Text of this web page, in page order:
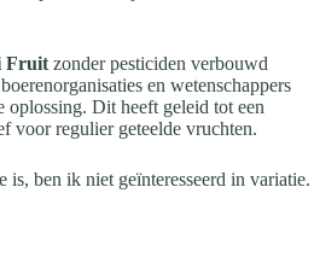
Fruit zonder pesticiden verbouwd
en wetenschappers
oplossing. Dit heeft geleid tot een
voor regulier geteelde vruchten.
is, ben ik niet geïnteresseerd in variatie.